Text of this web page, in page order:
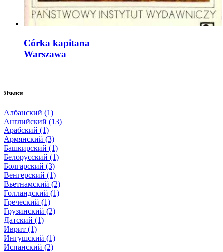
Córka kapitana
Warszawa
Языки
Албанский (1)
Английский (13)
Арабский (1)
Армянский (3)
Башкирский (1)
Белорусский (1)
Болгарский (3)
Венгерский (1)
Вьетнамский (2)
Голландский (1)
Греческий (1)
Грузинский (2)
Датский (1)
Иврит (1)
Ингушский (1)
Испанский (2)